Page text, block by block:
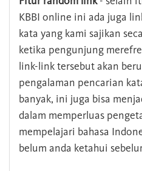
KBBI online ini ada juga
kata yang kami sajikan
ketika pengunjung
link-link tersebut akan
pengalaman pencarian
banyak, ini juga bisa
dalam memperluas
mempelajari bahasa
belum anda ketahui